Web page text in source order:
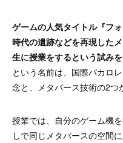
ゲームの人気タイトル『フ
時代の遺跡などを再現した
生に授業をするという試みを
という名前は、国際バカロ
念と、メタバース技術の2つ
授業では、自分のゲーム機
しで同じメタバースの空間